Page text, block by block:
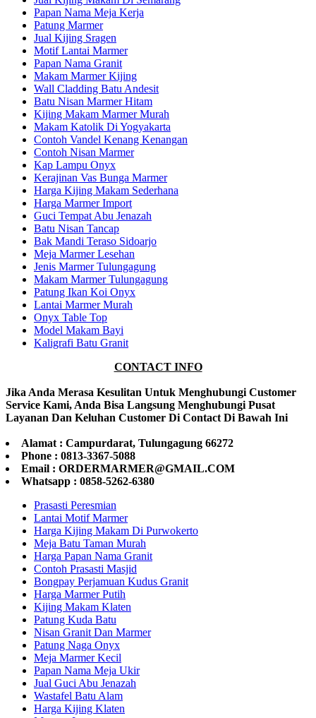
Papan Nama Meja Kerja
Patung Marmer
Jual Kijing Sragen
Motif Lantai Marmer
Papan Nama Granit
Makam Marmer Kijing
Wall Cladding Batu Andesit
Batu Nisan Marmer Hitam
Kijing Makam Marmer Murah
Makam Katolik Di Yogyakarta
Contoh Vandel Kenang Kenangan
Contoh Nisan Marmer
Kap Lampu Onyx
Kerajinan Vas Bunga Marmer
Harga Kijing Makam Sederhana
Harga Marmer Import
Guci Tempat Abu Jenazah
Batu Nisan Tancap
Bak Mandi Teraso Sidoarjo
Meja Marmer Lesehan
Jenis Marmer Tulungagung
Makam Marmer Tulungagung
Patung Ikan Koi Onyx
Lantai Marmer Murah
Onyx Table Top
Model Makam Bayi
Kaligrafi Batu Granit
CONTACT INFO
Jika Anda Merasa Kesulitan Untuk Menghubungi Customer
Service Kami, Anda Bisa Langsung Menghubungi Pusat
Layanan Dan Keluhan Customer Di Contact Di Bawah Ini
Alamat : Campurdarat, Tulungagung 66272
Phone : 0813-3367-5088
Email : ORDERMARMER@GMAIL.COM
Whatsapp : 0858-5262-6380
Prasasti Peresmian
Lantai Motif Marmer
Harga Kijing Makam Di Purwokerto
Meja Batu Taman Murah
Harga Papan Nama Granit
Contoh Prasasti Masjid
Bongpay Perjamuan Kudus Granit
Harga Marmer Putih
Kijing Makam Klaten
Patung Kuda Batu
Nisan Granit Dan Marmer
Patung Naga Onyx
Meja Marmer Kecil
Papan Nama Meja Ukir
Jual Guci Abu Jenazah
Wastafel Batu Alam
Harga Kijing Klaten